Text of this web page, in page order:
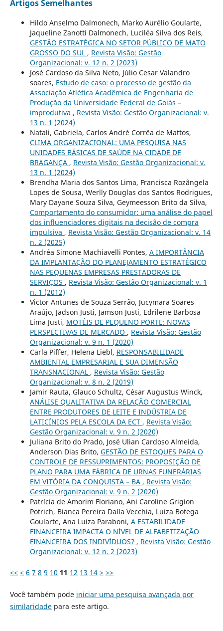
Artigos Semelhantes
Hildo Anselmo Dalmonech, Marko Aurélio Goularte,
Jaqueline Zanotti Dalmonech, Luciléa Silva dos Reis,
GESTÃO ESTRATÉGICA NO SETOR PÚBLICO DE MATO
GROSSO DO SUL , Revista Visão: Gestão
Organizacional: v. 12 n. 2 (2023)
José Cardoso da Silva Neto, Júlio Cesar Valandro
soares, Estudo de caso: o processo de gestão da
Associação Atlética Acadêmica de Engenharia de
Produção da Universidade Federal de Goiás –
improdutiva , Revista Visão: Gestão Organizacional: v.
13 n. 1 (2024)
Natali, Gabriela, Carlos André Corrêa de Mattos,
CLIMA ORGANIZACIONAL: UMA PESQUISA NAS
UNIDADES BÁSICAS DE SAÚDE NA CIDADE DE
BRAGANÇA , Revista Visão: Gestão Organizacional: v.
13 n. 1 (2024)
Brendha Maria dos Santos Lima, Francisca Rozângela
Lopes de Sousa, Werlly Douglas dos Santos Rodrigues,
Mary Dayane Souza Silva, Geymeesson Brito da Silva,
Comportamento do consumidor: uma análise do papel
dos influenciadores digitais na decisão de compra
impulsiva , Revista Visão: Gestão Organizacional: v. 14
n. 2 (2025)
Andréa Simone Machiavelli Pontes, A IMPORTÂNCIA
DA IMPLANTAÇÃO DO PLANEJAMENTO ESTRATÉGICO
NAS PEQUENAS EMPRESAS PRESTADORAS DE
SERVIÇOS , Revista Visão: Gestão Organizacional: v. 1
n. 1 (2012)
Victor Antunes de Souza Serrão, Jucymara Soares
Araújo, Jadson Justi, Jamson Justi, Edrilene Barbosa
Lima Justi, MOTÉIS DE PEQUENO PORTE: NOVAS
PERSPECTIVAS DE MERCADO , Revista Visão: Gestão
Organizacional: v. 9 n. 1 (2020)
Carla Piffer, Helena Liebl, RESPONSABILIDADE
AMBIENTAL EMPRESARIAL E SUA DIMENSÃO
TRANSNACIONAL , Revista Visão: Gestão
Organizacional: v. 8 n. 2 (2019)
Jamir Rauta, Glauco Schultz, César Augustus Winck,
ANÁLISE QUALITATIVA DA RELAÇÃO COMERCIAL
ENTRE PRODUTORES DE LEITE E INDÚSTRIA DE
LATICÍNIOS PELA ESCOLA DA ECT , Revista Visão:
Gestão Organizacional: v. 9 n. 2 (2020)
Juliana Brito do Prado, José Ulian Cardoso Almeida,
Anderson Dias Brito, GESTÃO DE ESTOQUES PARA O
CONTROLE DE RESSUPRIMENTOS: PROPOSIÇÃO DE
PLANO PARA UMA FÁBRICA DE URNAS FUNERÁRIAS
EM VITÓRIA DA CONQUISTA – BA , Revista Visão:
Gestão Organizacional: v. 9 n. 2 (2020)
Patrícia de Amorim Floriano, Ani Caroline Grigion
Potrich, Bianca Pereira Dalla Vecchia, Luiza Botega
Goularte, Ana Luiza Paraboni, A ESTABILIDADE
FINANCEIRA IMPACTA O NÍVEL DE ALFABETIZAÇÃO
FINANCEIRA DOS INDIVÍDUOS? , Revista Visão: Gestão
Organizacional: v. 12 n. 2 (2023)
<< < 6 7 8 9 10 11 12 13 14 > >>
Você também pode iniciar uma pesquisa avançada por
similaridadepara este artigo.